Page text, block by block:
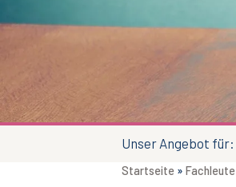
Unser Angebot für:
Startseite » Fachleute